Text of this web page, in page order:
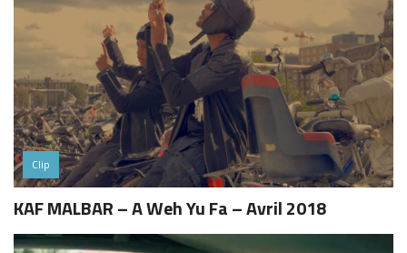
Clip
KAF MALBAR – A Weh Yu Fa – Avril 2018